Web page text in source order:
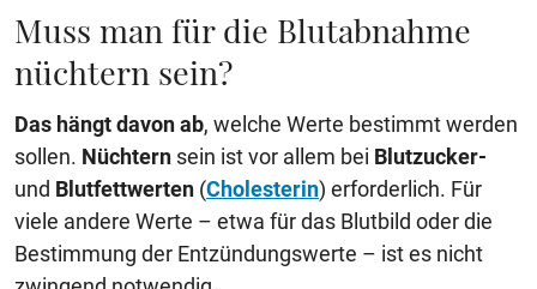
Muss man für die Blutabnahme
nüchtern sein?
Das hängt davon ab, welche Werte bestimmt werden
sollen. Nüchtern sein ist vor allem bei Blutzucker-
und Blutfettwerten (Cholesterin) erforderlich. Für
viele andere Werte – etwa für das Blutbild oder die
Bestimmung der Entzündungswerte – ist es nicht